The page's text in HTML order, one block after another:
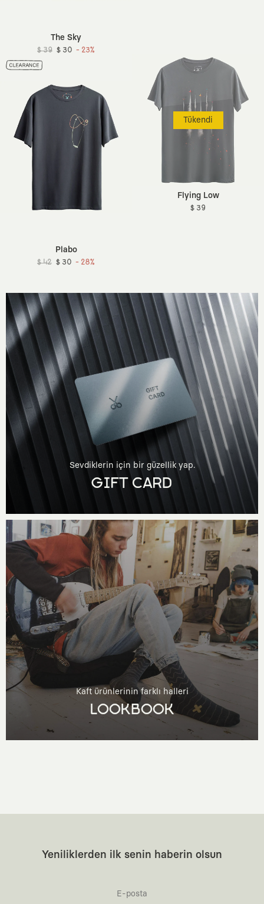
The Sky
$ 39 $ 30 - 23%
Plabo
$ 42 $ 30 - 28%
Tükendi
Flying Low
$ 39
Sevdiklerin için bir güzellik yap.
GIFT CARD
Kaft ürünlerinin farklı halleri
LOOKBOOK
Yeniliklerden ilk senin haberin olsun